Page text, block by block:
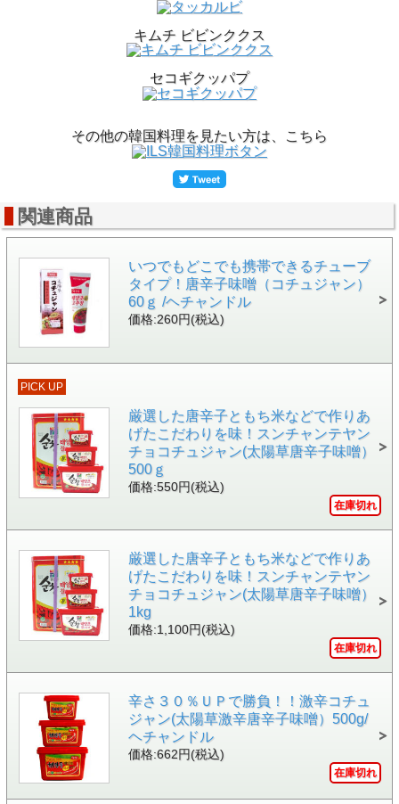
キムチ ビビンククス
セコギクッパプ
その他の韓国料理を見たい方は、こちら
関連商品
いつでもどこでも携帯できるチューブ
タイプ！唐辛子味噌（コチュジャン）
60ｇ /ヘチャンドル
価格:260円(税込)
PICK UP
厳選した唐辛子ともち米などで作りあ
げたこだわりを味！スンチャンテヤン
チョコチュジャン(太陽草唐辛子味噌）
500ｇ
価格:550円(税込)
在庫切れ
厳選した唐辛子ともち米などで作りあ
げたこだわりを味！スンチャンテヤン
チョコチュジャン(太陽草唐辛子味噌）
1kg
価格:1,100円(税込)
在庫切れ
辛さ３０％ＵＰで勝負！！激辛コチュ
ジャン(太陽草激辛唐辛子味噌）500g/
ヘチャンドル
価格:662円(税込)
在庫切れ